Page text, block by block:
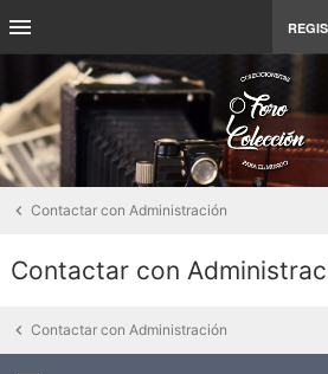
Contactar con Administración
Contactar con
Contactar con Administración